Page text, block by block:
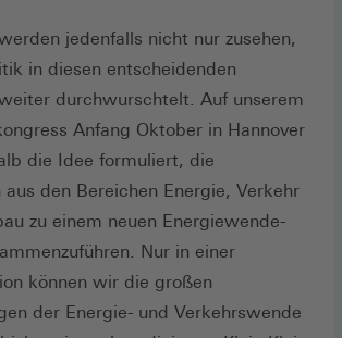
jedenfalls nicht nur zusehen,
in diesen entscheidenden
durchwurschtelt. Auf unserem
Anfang Oktober in Hannover
die Idee formuliert, die
den Bereichen Energie, Verkehr
zu einem neuen Energiewende-
Nur in einer
können wir die großen
der Energie- und Verkehrswende